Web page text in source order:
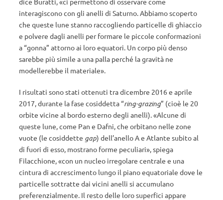
interagiscono con gli anelli di Saturno. Abbiamo scoperto
che queste lune stanno raccogliendo particelle di ghiaccio
e polvere dagli anelli per formare le piccole conformazioni
a “gonna” attorno ai loro equatori. Un corpo più denso
sarebbe più simile a una palla perché la gravità ne
modellerebbe il materiale».
I risultati sono stati ottenuti tra dicembre 2016 e aprile
2017, durante la fase cosiddetta “ring-grazing” (cioè le 20
orbite vicine al bordo esterno degli anelli). «Alcune di
queste lune, come Pan e Dafni, che orbitano nelle zone
vuote (le cosiddette gap) dell’anello A e Atlante subito al
di fuori di esso, mostrano forme peculiari», spiega
Filacchione, «con un nucleo irregolare centrale e una
cintura di accrescimento lungo il piano equatoriale dove le
particelle sottratte dai vicini anelli si accumulano
preferenzialmente. Il resto delle loro superfici appare